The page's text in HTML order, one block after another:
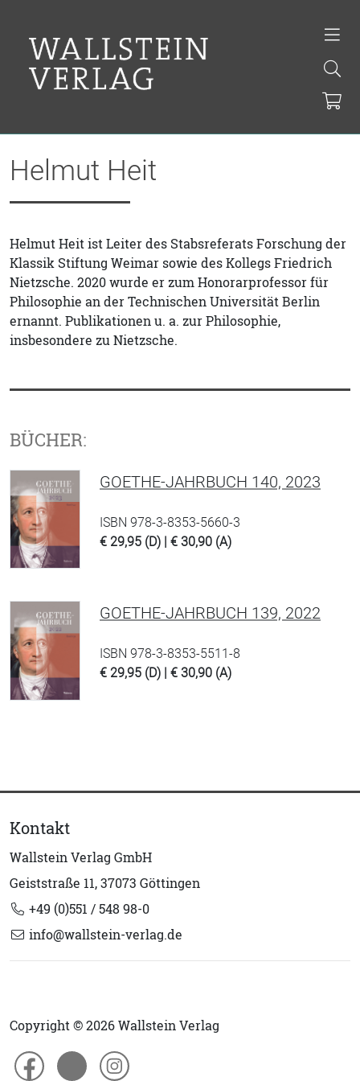
Helmut Heit
Helmut Heit ist Leiter des Stabsreferats Forschung der
Klassik Stiftung Weimar sowie des Kollegs Friedrich
Nietzsche. 2020 wurde er zum Honorarprofessor für
Philosophie an der Technischen Universität Berlin
ernannt. Publikationen u. a. zur Philosophie,
insbesondere zu Nietzsche.
BÜCHER:
GOETHE-JAHRBUCH 140, 2023
ISBN 978-3-8353-5660-3
€ 29,95 (D) | € 30,90 (A)
GOETHE-JAHRBUCH 139, 2022
ISBN 978-3-8353-5511-8
€ 29,95 (D) | € 30,90 (A)
Kontakt
Wallstein Verlag GmbH
Geiststraße 11, 37073 Göttingen
+49 (0)551 / 548 98-0
info@wallstein-verlag.de
Copyright © 2026 Wallstein Verlag